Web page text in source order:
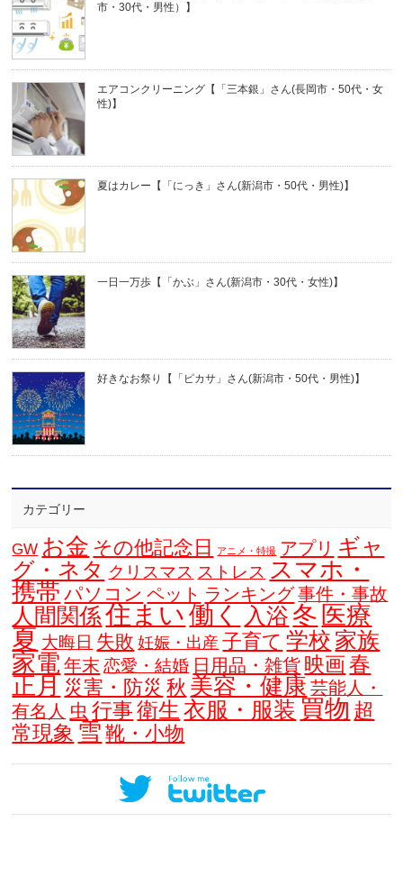
市・30代・男性）】
エアコンクリーニング【「三本銀」さん(長岡市・50代・女
性)】
夏はカレー【「にっき」さん(新潟市・50代・男性)】
一日一万歩【「かぶ」さん(新潟市・30代・女性)】
好きなお祭り【「ピカサ」さん(新潟市・50代・男性)】
カテゴリー
GW お金 その他記念日 アニメ・特撮 アプリ ギャ
グ・ネタ クリスマス ストレス スマホ・
携帯 パソコン ペット ランキング事件・事故
人間関係住まい 働く 入浴 冬 医療
夏 大晦日 失敗 妊娠・出産 子育て 学校 家族
家電 年末 恋愛・結婚 日用品・雑貨 映画 春
正月 災害・防災 秋 美容・健康 芸能人・
有名人 虫 行事 衛生 衣服・服装 買物 超
常現象 雪 靴・小物